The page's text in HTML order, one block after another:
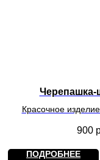
Черепашка-
Красочное
900
ПОДРОБНЕЕ